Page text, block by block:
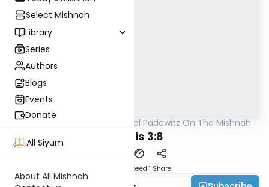
Select Mishnah
Library
Series
Authors
Blogs
Events
Donate
All Siyum
About All Mishnah
Rabbi Joel Padowitz On The Mishnah
Taanis 3:8
Speed 1 Share